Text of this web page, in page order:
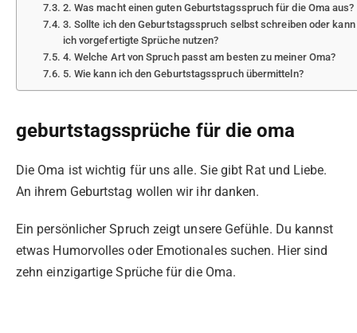
2. Was macht einen guten Geburtstagsspruch für die Oma aus?
3. Sollte ich den Geburtstagsspruch selbst schreiben oder kann
ich vorgefertigte Sprüche nutzen?
4. Welche Art von Spruch passt am besten zu meiner Oma?
5. Wie kann ich den Geburtstagsspruch übermitteln?
geburtstagssprüche für die oma
Die Oma ist wichtig für uns alle. Sie gibt Rat und Liebe.
An ihrem Geburtstag wollen wir ihr danken.
Ein persönlicher Spruch zeigt unsere Gefühle. Du kannst
etwas Humorvolles oder Emotionales suchen. Hier sind
zehn einzigartige Sprüche für die Oma.